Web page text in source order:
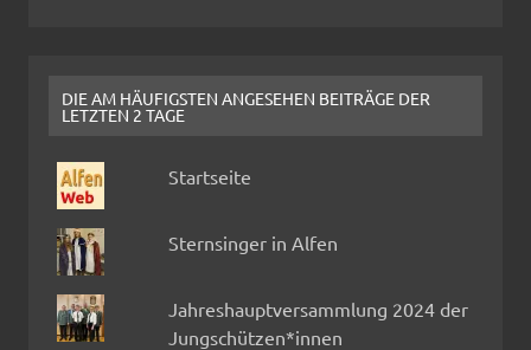
DIE AM HÄUFIGSTEN ANGESEHEN BEITRÄGE DER
LETZTEN 2 TAGE
Startseite
Sternsinger in Alfen
Jahreshauptversammlung 2024 der
Jungschützen*innen